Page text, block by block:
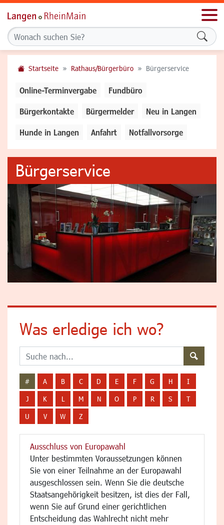
Startseite Rathaus/Bürgerbüro Bürgerservice
Online-Terminvergabe Fundbüro
Bürgerkontakte Bürgermelder Neu in Langen
Hunde in Langen Anfahrt Notfallvorsorge
Bürgerservice
Was erledige ich wo?
# A B C D E F G H I
J K L M N O P R S T
U V W Z
Ausschluss von Europawahl
Unter bestimmten Voraussetzungen können
Sie von einer Teilnahme an der Europawahl
ausgeschlossen sein. Wenn Sie die deutsche
Staatsangehörigkeit besitzen, ist dies der Fall,
wenn Sie auf Grund einer gerichtlichen
Entscheidung das Wahlrecht nicht mehr